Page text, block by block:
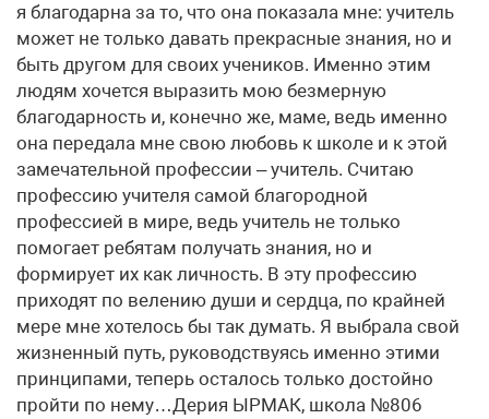
я благодарна за то, что она показала мне: учитель
может не только давать прекрасные знания, но и
быть другом для своих учеников. Именно этим
людям хочется выразить мою безмерную
благодарность и, конечно же, маме, ведь именно
она передала мне свою любовь к школе и к этой
замечательной профессии – учитель. Считаю
профессию учителя самой благородной
профессией в мире, ведь учитель не только
помогает ребятам получать знания, но и
формирует их как личность. В эту профессию
приходят по велению души и сердца, по крайней
мере мне хотелось бы так думать. Я выбрала свой
жизненный путь, руководствуясь именно этими
принципами, теперь осталось только достойно
пройти по нему…Дерия ЫРМАК, школа №806